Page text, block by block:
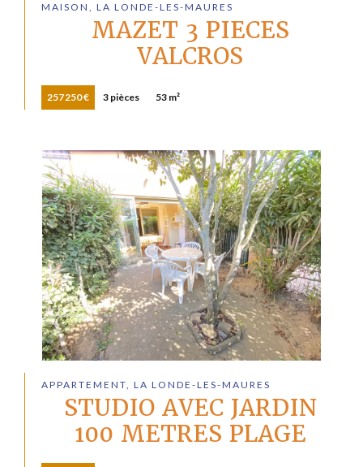
MAISON, LA LONDE-LES-MAURES
MAZET 3 PIECES
VALCROS
257 250 € 3 pièces 53 m²
APPARTEMENT, LA LONDE-LES-MAURES
STUDIO AVEC JARDIN
100 METRES PLAGE